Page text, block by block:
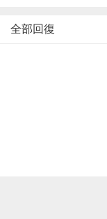
全部回復